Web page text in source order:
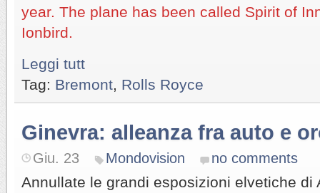
year. The plane has been called Spirit of
Ionbird.
Leggi tutt
Tag: Bremont Rolls Royce
Ginevra: alleanza fra auto e
Giu. 23 Mondovision no comments
Annullate le grandi esposizioni elvetiche di